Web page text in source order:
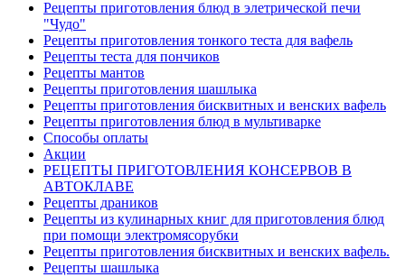
Рецепты приготовления блюд в элетрической печи
"Чудо"
Рецепты приготовления тонкого теста для вафель
Рецепты теста для пончиков
Рецепты мантов
Рецепты приготовления шашлыка
Рецепты приготовления бисквитных и венских вафель
Рецепты приготовления блюд в мультиварке
Способы оплаты
Акции
РЕЦЕПТЫ ПРИГОТОВЛЕНИЯ КОНСЕРВОВ В
АВТОКЛАВЕ
Рецепты драников
Рецепты из кулинарных книг для приготовления блюд
при помощи электромясорубки
Рецепты приготовления бисквитных и венских вафель.
Рецепты шашлыка